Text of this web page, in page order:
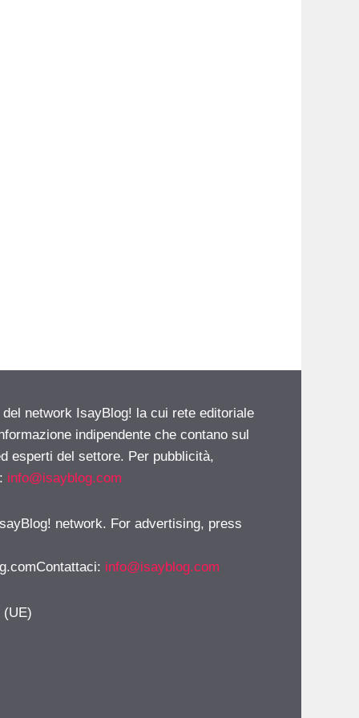
network IsayBlog! la cui rete editoriale
indipendente che contano sul
esperti del settore. Per pubblicità,
info@isayblog.com
network. For advertising, press
: info@isayblog.com
(UE)